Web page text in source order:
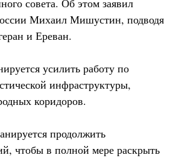
совета. Об этом заявил
Михаил Мишустин, подводя
и Ереван.
усилить работу по
инфраструктуры,
коридоров.
продолжить
чтобы в полной мере раскрыть